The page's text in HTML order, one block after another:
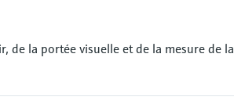
de la portée visuelle et de la mesure de la